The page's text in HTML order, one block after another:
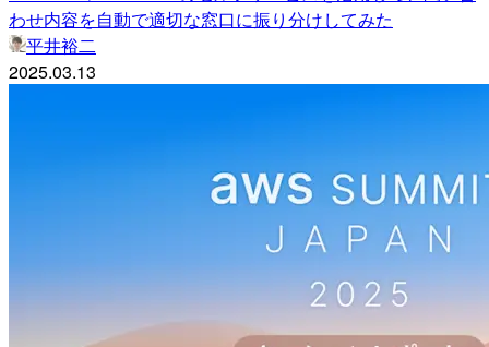
わせ内容を自動で適切な窓口に振り分けしてみた
平井裕二
2025.03.13